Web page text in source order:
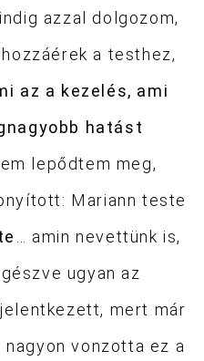
azzal dolgozom,
a testhez,
az a kezelés, ami
hatást
lepődtem meg,
Mariann teste
… amin nevettünk is,
ugyan az
mert már
vonzotta ez a